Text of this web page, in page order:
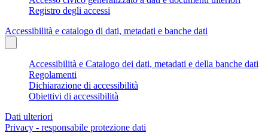
Registro degli accessi
Accessibilità e catalogo di dati, metadati e banche dati
Accessibilità e Catalogo dei dati, metadati e della banche dati
Regolamenti
Dichiarazione di accessibilità
Obiettivi di accessibilità
Dati ulteriori
Privacy - responsabile protezione dati